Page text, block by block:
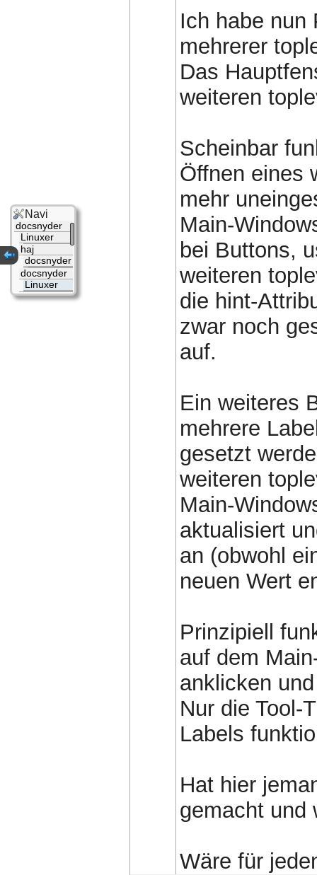
Ich habe nun
mehrerer
Das
weiteren
Scheinbar
Öffnen eines
mehr
Main-
bei Buttons,
weiteren
die hint-
zwar noch
auf.
Ein weiteres
mehrere
gesetzt
weiteren
Main-
aktualisiert
an (obwohl
neuen Wert
Prinzipiell
auf dem
anklicken
Nur die Tool-
Labels
Hat hier
gemacht und
Wäre für
Navi
docsnyder
Linuxer
haj
docsnyder
docsnyder
Linuxer